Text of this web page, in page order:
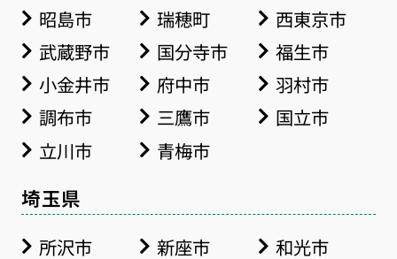
昭島市
瑞穂町
西東京市
武蔵野市
国分寺市
福生市
小金井市
府中市
羽村市
調布市
三鷹市
国立市
立川市
青梅市
埼玉県
所沢市 新座市
和光市